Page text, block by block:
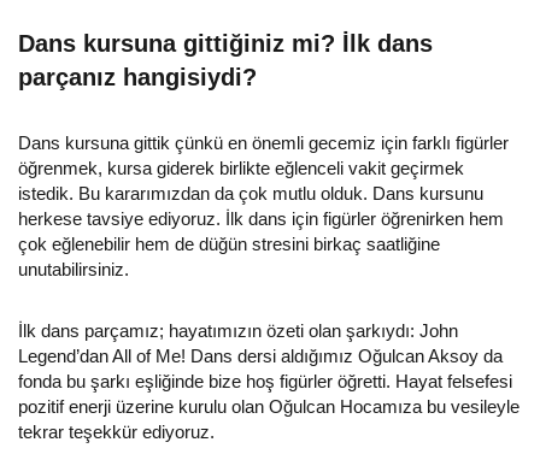
Dans kursuna gittiğiniz mi? İlk dans
parçanız hangisiydi?
Dans kursuna gittik çünkü en önemli gecemiz için farklı figürler
öğrenmek, kursa giderek birlikte eğlenceli vakit geçirmek
istedik. Bu kararımızdan da çok mutlu olduk. Dans kursunu
herkese tavsiye ediyoruz. İlk dans için figürler öğrenirken hem
çok eğlenebilir hem de düğün stresini birkaç saatliğine
unutabilirsiniz.
İlk dans parçamız; hayatımızın özeti olan şarkıydı: John
Legend’dan All of Me! Dans dersi aldığımız Oğulcan Aksoy da
fonda bu şarkı eşliğinde bize hoş figürler öğretti. Hayat felsefesi
pozitif enerji üzerine kurulu olan Oğulcan Hocamıza bu vesileyle
tekrar teşekkür ediyoruz.